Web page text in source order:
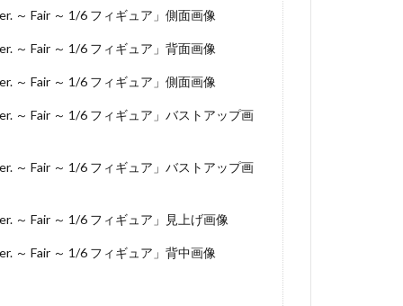
～ Fair ～ 1/6 フィギュア」側面画像
～ Fair ～ 1/6 フィギュア」背面画像
～ Fair ～ 1/6 フィギュア」側面画像
～ Fair ～ 1/6 フィギュア」バストアップ画
～ Fair ～ 1/6 フィギュア」バストアップ画
～ Fair ～ 1/6 フィギュア」見上げ画像
～ Fair ～ 1/6 フィギュア」背中画像